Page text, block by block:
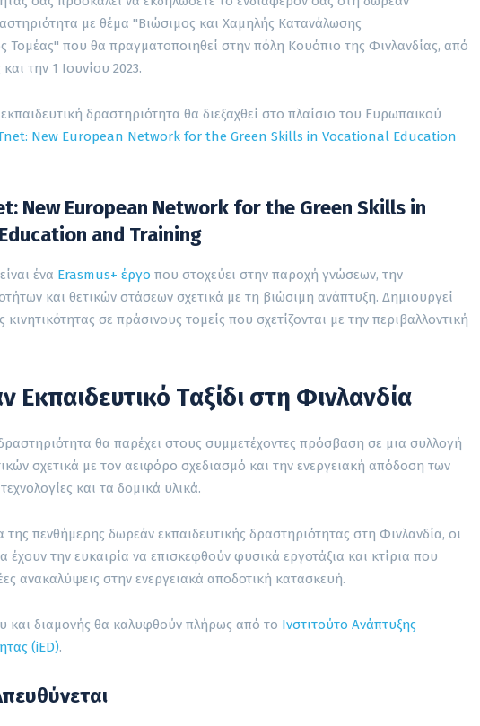
με θέμα "Βιώσιμος και Χαμηλής Κατανάλωσης
Τομέας" που θα πραγματοποιηθεί στην πόλη Κουόπιο της Φινλανδίας, από
την 1 Ιουνίου 2023.
δραστηριότητα θα διεξαχθεί στο πλαίσιο του Ευρωπαϊκού
New European Network for the Green Skills in Vocational Education
New European Network for the Green Skills in
and Training
ένα Erasmus+ έργο που στοχεύει στην παροχή γνώσεων, την
και θετικών στάσεων σχετικά με τη βιώσιμη ανάπτυξη. Δημιουργεί
κινητικότητας σε πράσινους τομείς που σχετίζονται με την περιβαλλοντική
Εκπαιδευτικό Ταξίδι στη Φινλανδία
θα παρέχει στους συμμετέχοντες πρόσβαση σε μια συλλογή
σχετικά με τον αειφόρο σχεδιασμό και την ενεργειακή απόδοση των
τεχνολογίες και τα δομικά υλικά.
της πενθήμερης δωρεάν εκπαιδευτικής δραστηριότητας στη Φινλανδία, οι
έχουν την ευκαιρία να επισκεφθούν φυσικά εργοτάξια και κτίρια που
ανακαλύψεις στην ενεργειακά αποδοτική κατασκευή.
και διαμονής θα καλυφθούν πλήρως από το Ινστιτούτο Ανάπτυξης
(iED).